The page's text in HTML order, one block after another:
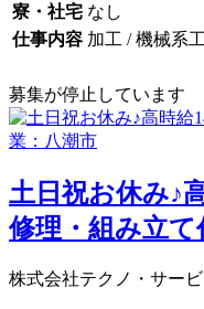
寮・社宅 なし
仕事内容 加工 / 機械系
募集が停止しています
土日祝お休み♪
修理・組み立て
株式会社テクノ・サービ